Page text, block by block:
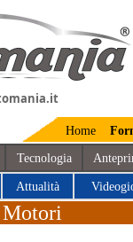
Home
Tecnologia
Attualità
Motori